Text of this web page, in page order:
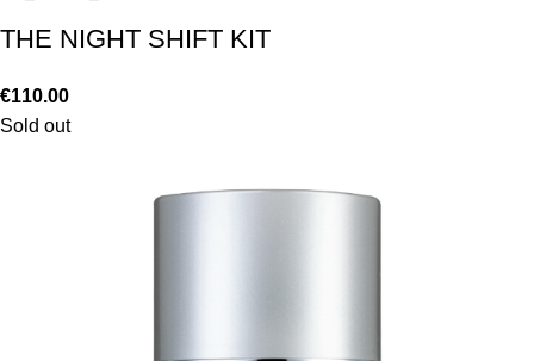
THE NIGHT SHIFT KIT
€110.00
Sold out